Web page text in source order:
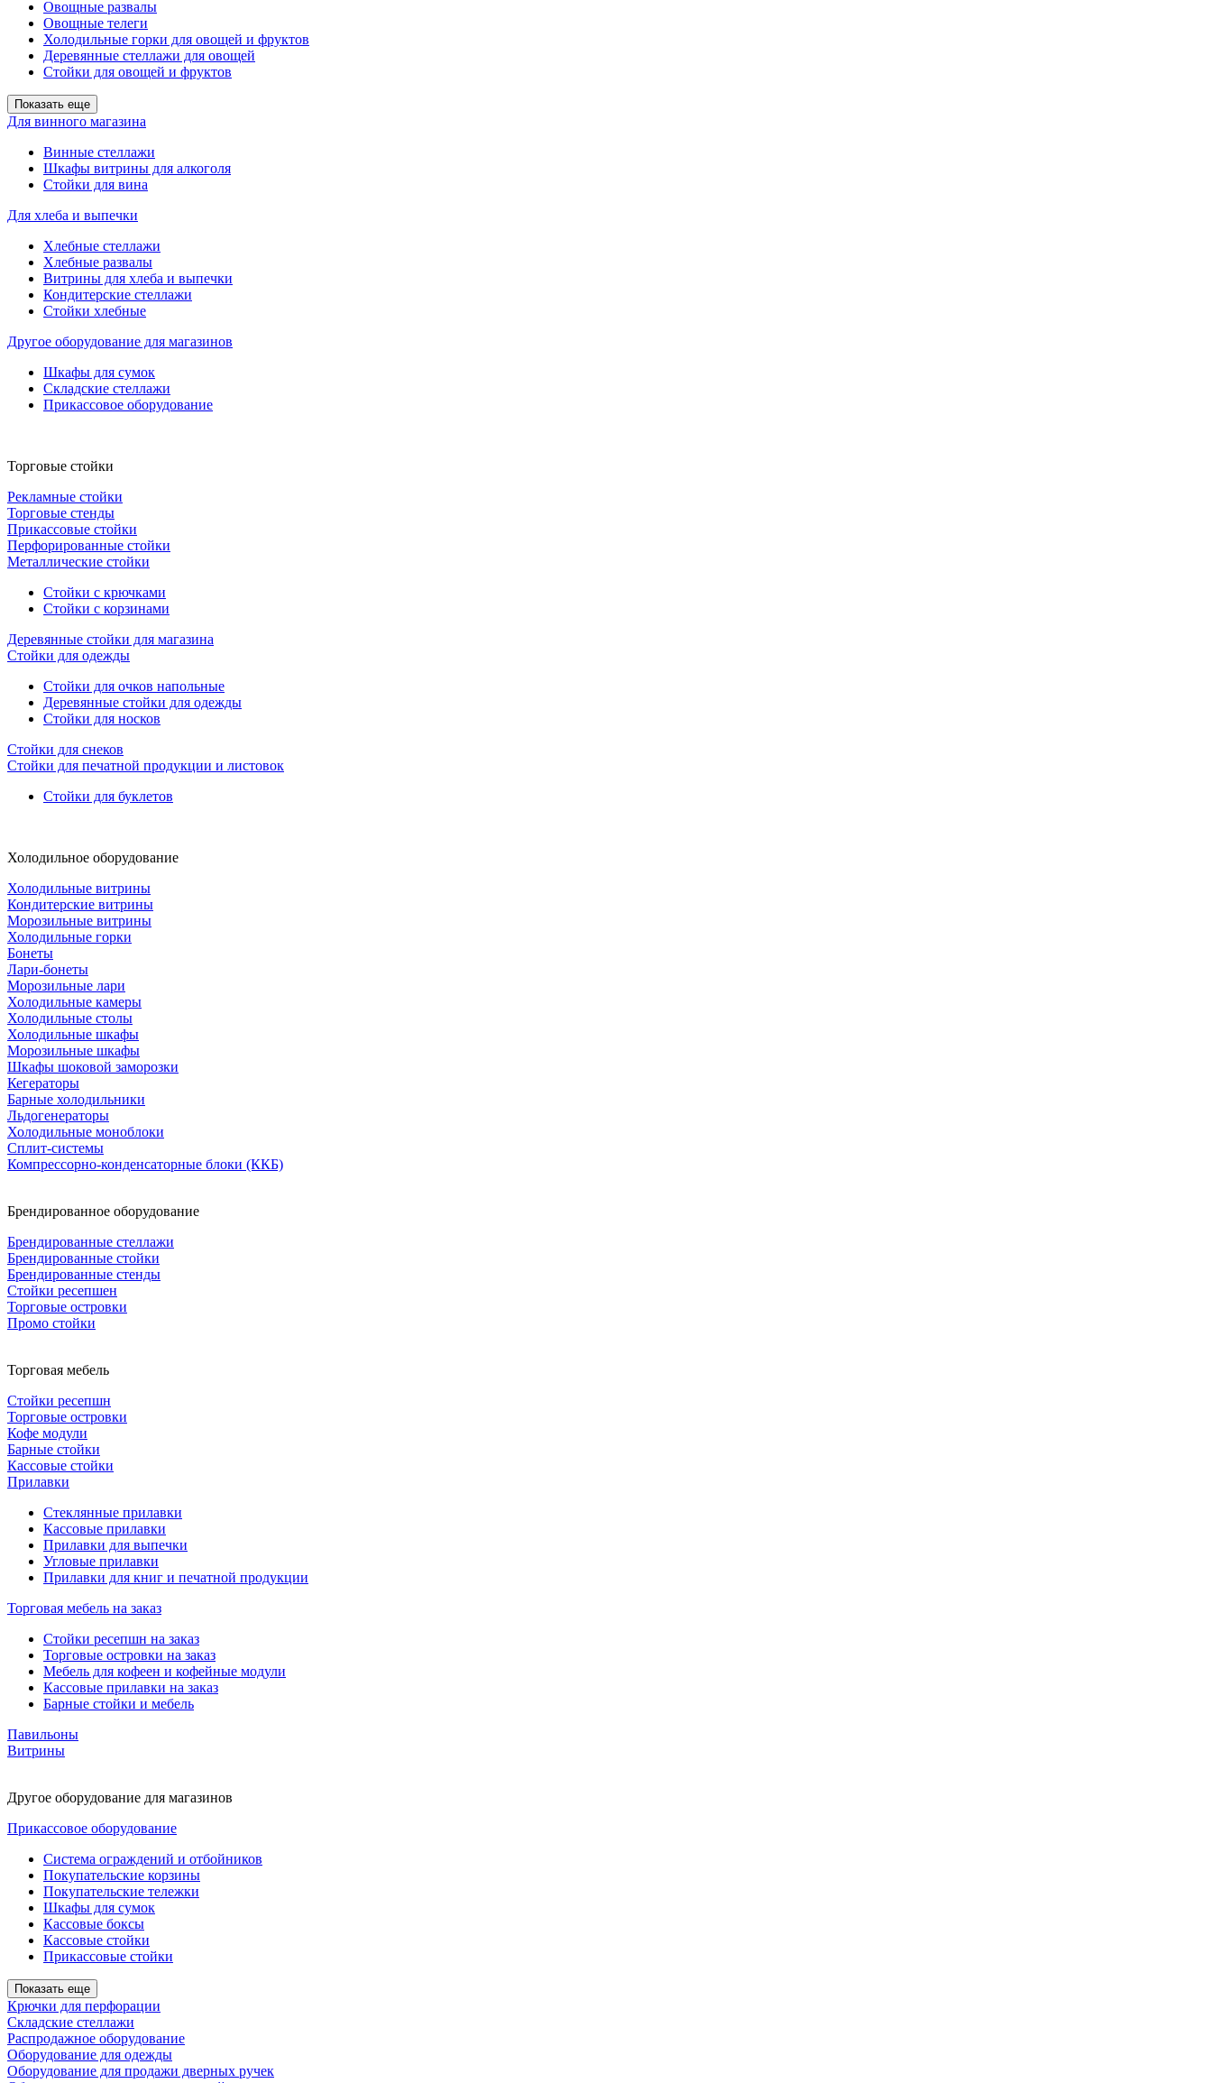
Овощные развалы
Овощные телеги
Холодильные горки для овощей и фруктов
Деревянные стеллажи для овощей
Стойки для овощей и фруктов
Показать еще
Для винного магазина
Винные стеллажи
Шкафы витрины для алкоголя
Стойки для вина
Для хлеба и выпечки
Хлебные стеллажи
Хлебные развалы
Витрины для хлеба и выпечки
Кондитерские стеллажи
Стойки хлебные
Другое оборудование для магазинов
Шкафы для сумок
Складские стеллажи
Прикассовое оборудование
Торговые стойки
Рекламные стойки
Торговые стенды
Прикассовые стойки
Перфорированные стойки
Металлические стойки
Стойки с крючками
Стойки с корзинами
Деревянные стойки для магазина
Стойки для одежды
Стойки для очков напольные
Деревянные стойки для одежды
Стойки для носков
Стойки для снеков
Стойки для печатной продукции и листовок
Стойки для буклетов
Холодильное оборудование
Холодильные витрины
Кондитерские витрины
Морозильные витрины
Холодильные горки
Бонеты
Лари-бонеты
Морозильные лари
Холодильные камеры
Холодильные столы
Холодильные шкафы
Морозильные шкафы
Шкафы шоковой заморозки
Кегераторы
Барные холодильники
Льдогенераторы
Холодильные моноблоки
Сплит-системы
Компрессорно-конденсаторные блоки (ККБ)
Брендированное оборудование
Брендированные стеллажи
Брендированные стойки
Брендированные стенды
Стойки ресепшен
Торговые островки
Промо стойки
Торговая мебель
Стойки ресепшн
Торговые островки
Кофе модули
Барные стойки
Кассовые стойки
Прилавки
Стеклянные прилавки
Кассовые прилавки
Прилавки для выпечки
Угловые прилавки
Прилавки для книг и печатной продукции
Торговая мебель на заказ
Стойки ресепшн на заказ
Торговые островки на заказ
Мебель для кофеен и кофейные модули
Кассовые прилавки на заказ
Барные стойки и мебель
Павильоны
Витрины
Другое оборудование для магазинов
Прикассовое оборудование
Система ограждений и отбойников
Покупательские корзины
Покупательские тележки
Шкафы для сумок
Кассовые боксы
Кассовые стойки
Прикассовые стойки
Показать еще
Крючки для перфорации
Складские стеллажи
Распродажное оборудование
Оборудование для одежды
Оборудование для продажи дверных ручек